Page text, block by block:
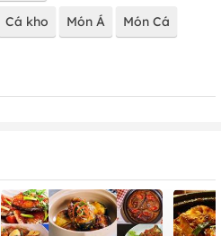
Cá kho Món Á Món Cá